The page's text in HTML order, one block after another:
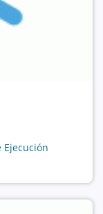
Ejecución